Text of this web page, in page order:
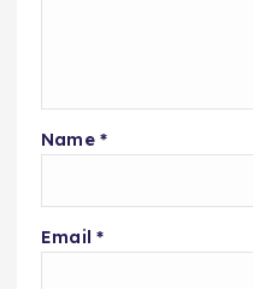
Name *
Email *